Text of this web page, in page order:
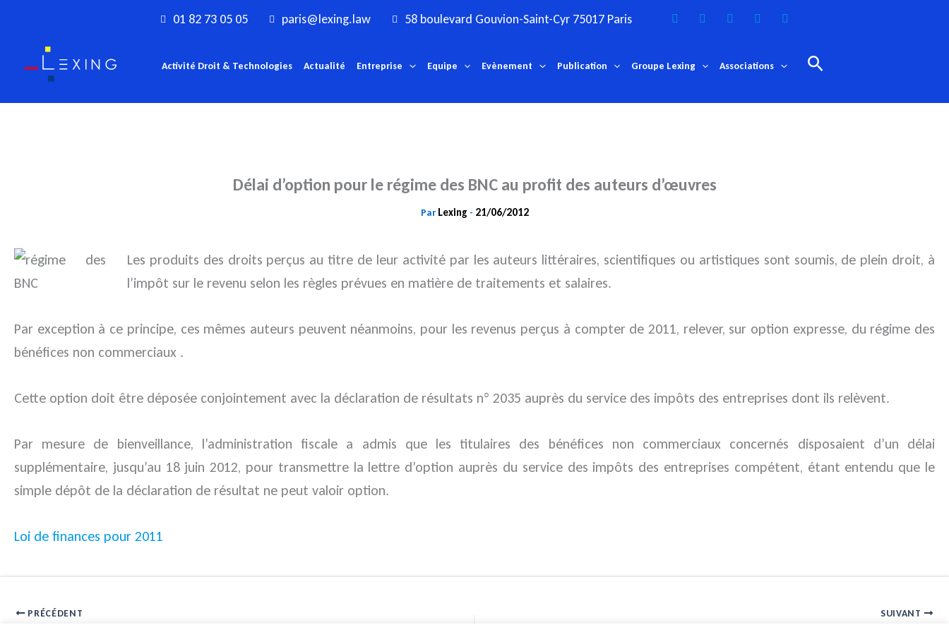
contenu
01 82 73 05 05 paris@lexing.law 58 boulevard Gouvion-Saint-Cyr 75017 Paris
Activité Droit & Technologies Actualité Entreprise Equipe Evènement Publication Groupe Lexing Associations Rechercher
Délai d’option pour le régime des BNC au profit des auteurs d’œuvres
Par Lexing - 21/06/2012
Les produits des droits perçus au titre de leur activité par les auteurs littéraires, scientifiques ou artistiques sont soumis, de plein droit, à
l’impôt sur le revenu selon les règles prévues en matière de traitements et salaires.
Par exception à ce principe, ces mêmes auteurs peuvent néanmoins, pour les revenus perçus à compter de 2011, relever, sur option expresse, du régime des
bénéfices non commerciaux .
Cette option doit être déposée conjointement avec la déclaration de résultats n° 2035 auprès du service des impôts des entreprises dont ils relèvent.
Par mesure de bienveillance, l’administration fiscale a admis que les titulaires des bénéfices non commerciaux concernés disposaient d’un délai
supplémentaire, jusqu’au 18 juin 2012, pour transmettre la lettre d’option auprès du service des impôts des entreprises compétent, étant entendu que le
simple dépôt de la déclaration de résultat ne peut valoir option.
Loi de finances pour 2011
PRÉCÉDENT SUIVANT